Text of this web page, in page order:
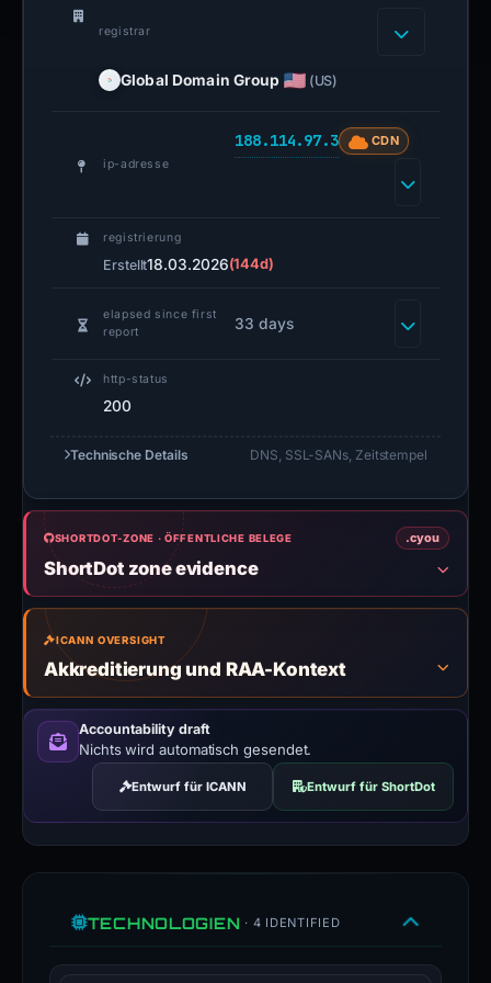
registrar
Global Domain Group (US)
ip-adresse
188.114.97.3 CDN
registrierung
Erstellt18.03.2026(144d)
elapsed since first
report
33 days
http-status
200
Technische Details DNS, SSL-SANs, Zeitstempel
SHORTDOT-ZONE · ÖFFENTLICHE BELEGE .cyou
ShortDot zone evidence
ICANN OVERSIGHT
Akkreditierung und RAA-Kontext
Accountability draft
Nichts wird automatisch gesendet.
Entwurf für ICANN Entwurf für ShortDot
TECHNOLOGIEN · 4 IDENTIFIED